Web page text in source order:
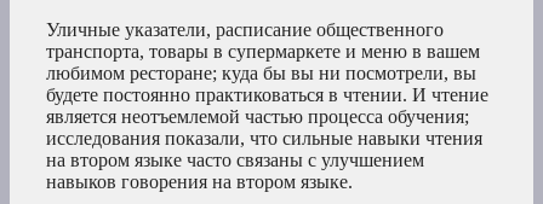
Уличные указатели, расписание общественного
транспорта, товары в супермаркете и меню в вашем
любимом ресторане; куда бы вы ни посмотрели, вы
будете постоянно практиковаться в чтении. И чтение
является неотъемлемой частью процесса обучения;
исследования показали, что сильные навыки чтения
на втором языке часто связаны с улучшением
навыков говорения на втором языке.